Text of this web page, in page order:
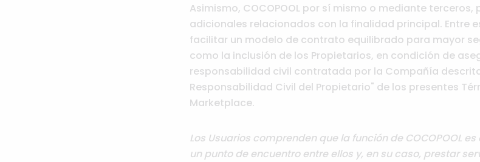
Asimismo, COCOPOOL por sí mismo o mediante
adicionales relacionados con la finalidad principal. Entre
facilitar un modelo de contrato equilibrado para mayor
como la inclusión de los Propietarios, en condición de
responsabilidad civil contratada por la Compañía
Responsabilidad Civil del Propietario" de los presentes
Marketplace.
Los Usuarios comprenden que la función de COCOPOOL
un punto de encuentro entre ellos y, en su caso, prestar